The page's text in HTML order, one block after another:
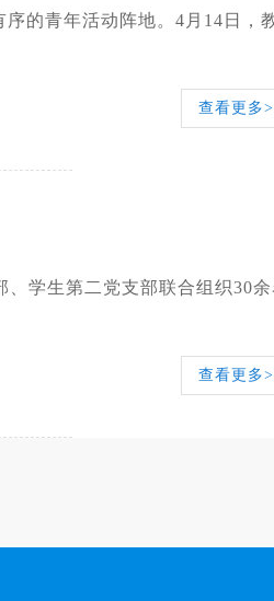
的青年活动阵地。4月14日，
查看更多>
学生第二党支部联合组织30
查看更多>